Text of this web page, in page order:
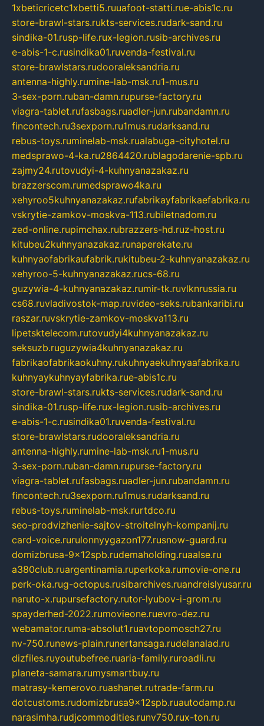
1xbeticricetc1xbetti5.ruuafoot-statti.rue-abis1c.ru
store-brawl-stars.rukts-services.rudark-sand.ru
sindika-01.rusp-life.rux-legion.rusib-archives.ru
e-abis-1-c.rusindika01.ruvenda-festival.ru
store-brawlstars.rudooraleksandria.ru
antenna-highly.rumine-lab-msk.ru1-mus.ru
3-sex-porn.ruban-damn.rupurse-factory.ru
viagra-tablet.rufasbags.ruadler-jun.rubandamn.ru
fincontech.ru3sexporn.ru1mus.rudarksand.ru
rebus-toys.ruminelab-msk.rualabuga-cityhotel.ru
medsprawo-4-ka.ru2864420.rublagodarenie-spb.ru
zajmy24.rutovudyi-4-kuhnyanazakaz.ru
brazzerscom.rumedsprawo4ka.ru
xehyroo5kuhnyanazakaz.rufabrikayfabrikaefabrika.ru
vskrytie-zamkov-moskva-113.rubiletnadom.ru
zed-online.rupimchax.rubrazzers-hd.ruz-host.ru
kitubeu2kuhnyanazakaz.runaperekate.ru
kuhnyaofabrikaufabrik.rukitubeu-2-kuhnyanazakaz.ru
xehyroo-5-kuhnyanazakaz.rucs-68.ru
guzywia-4-kuhnyanazakaz.rumir-tk.ruvlknrussia.ru
cs68.ruvladivostok-map.ruvideo-seks.rubankaribi.ru
raszar.ruvskrytie-zamkov-moskva113.ru
lipetsktelecom.rutovudyi4kuhnyanazakaz.ru
seksuzb.ruguzywia4kuhnyanazakaz.ru
fabrikaofabrikaokuhny.rukuhnyaekuhnyaafabrika.ru
kuhnyaykuhnyayfabrika.rue-abis1c.ru
store-brawl-stars.rukts-services.rudark-sand.ru
sindika-01.rusp-life.rux-legion.rusib-archives.ru
e-abis-1-c.rusindika01.ruvenda-festival.ru
store-brawlstars.rudooraleksandria.ru
antenna-highly.rumine-lab-msk.ru1-mus.ru
3-sex-porn.ruban-damn.rupurse-factory.ru
viagra-tablet.rufasbags.ruadler-jun.rubandamn.ru
fincontech.ru3sexporn.ru1mus.rudarksand.ru
rebus-toys.ruminelab-msk.rurtdco.ru
seo-prodvizhenie-sajtov-stroitelnyh-kompanij.ru
card-voice.rurulonnyygazon177.rusnow-guard.ru
domizbrusa-9x12spb.rudemaholding.ruaalse.ru
a380club.ruargentinamia.ruperkoka.rumovie-one.ru
perk-oka.rug-octopus.rusibarchives.ruandreislyusar.ru
naruto-x.rupursefactory.rutor-lyubov-i-grom.ru
spayderhed-2022.rumovieone.ruevro-dez.ru
webamator.ruma-absolut1.ruavtopomosch27.ru
nv-750.runews-plain.runertansaga.rudelanalad.ru
dizfiles.ruyoutubefree.ruaria-family.ruroadli.ru
planeta-samara.rumysmartbuy.ru
matrasy-kemerovo.ruashanet.rutrade-farm.ru
dotcustoms.rudomizbrusa9x12spb.ruautodamp.ru
narasimha.rudjcommodities.runv750.rux-ton.ru